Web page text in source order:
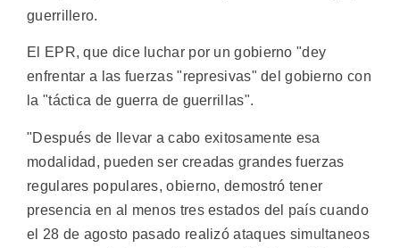
guerrillero.
El EPR, que dice luchar por un gobierno "dey
enfrentar a las fuerzas "represivas" del gobierno con
la "táctica de guerra de guerrillas".
"Después de llevar a cabo exitosamente esa
modalidad, pueden ser creadas grandes fuerzas
regulares populares, obierno, demostró tener
presencia en al menos tres estados del país cuando
el 28 de agosto pasado realizó ataques simultaneos